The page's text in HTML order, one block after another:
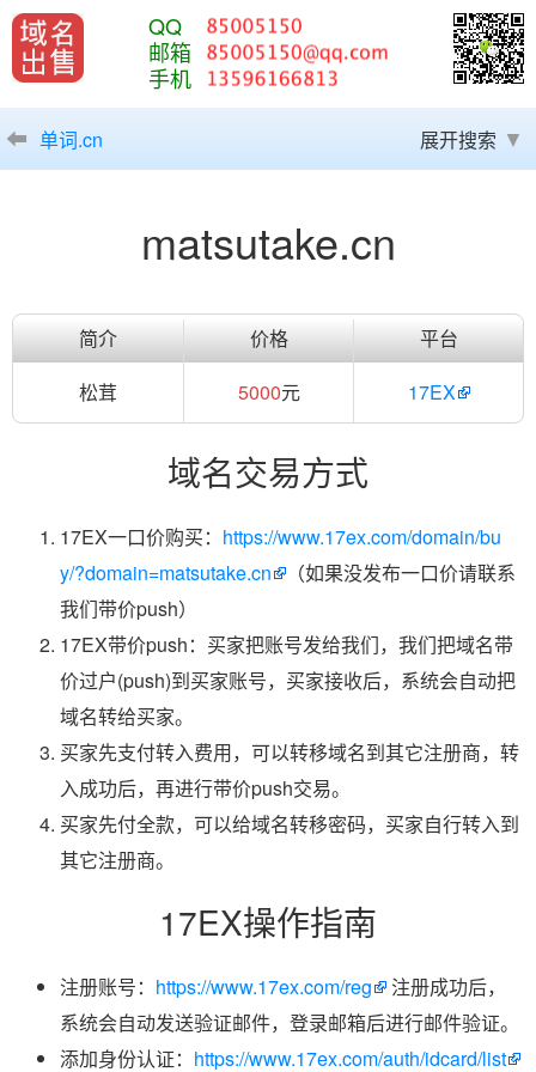
QQ
邮箱
手机
单词.cn 展开搜索
matsutake.cn
简介 价格
平台
松茸
5000元 17EX
域名交易方式
17EX一口价购买： https://www.17ex.com/domain/bu
y/?domain=matsutake.cn
（如果没发布一口价请联系
我们带价push）
17EX带价push：买家把账号发给我们，我们把域名带
价过户(push)到买家账号，买家接收后，系统会自动把
域名转给买家。
买家先支付转入费用，可以转移域名到其它注册商，转
入成功后，再进行带价push交易。
买家先付全款，可以给域名转移密码，买家自行转入到
其它注册商。
17EX操作指南
注册账号： https://www.17ex.com/reg
注册成功后，
系统会自动发送验证邮件，登录邮箱后进行邮件验证。
添加身份认证： https://www.17ex.com/auth/idcard/list